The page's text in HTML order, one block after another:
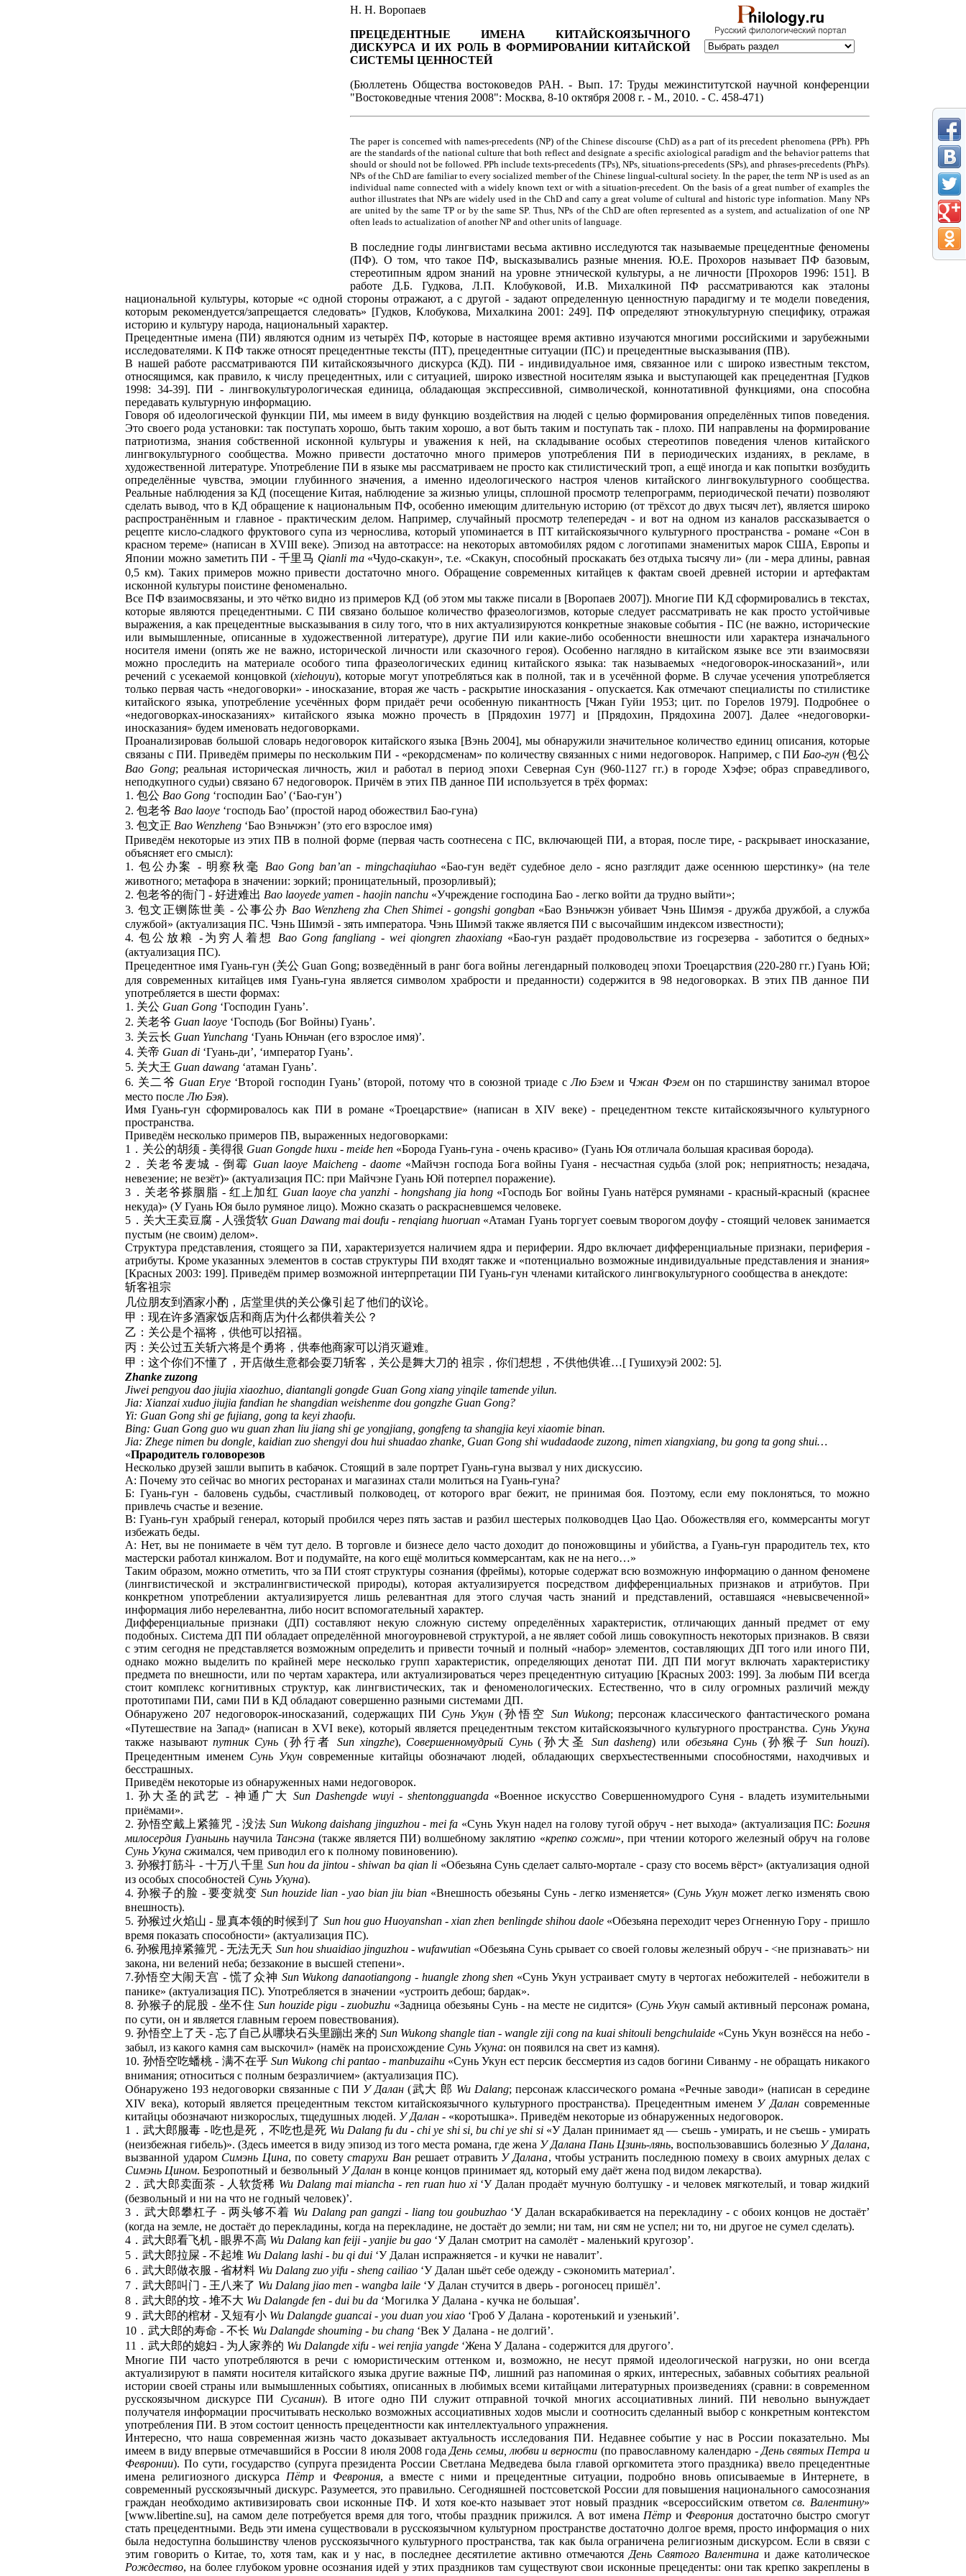
Н. Н. Воропаев
ПРЕЦЕДЕНТНЫЕ ИМЕНА КИТАЙСКОЯЗЫЧНОГО
ДИСКУРСА И ИХ РОЛЬ В ФОРМИРОВАНИИ КИТАЙСКОЙ
СИСТЕМЫ ЦЕННОСТЕЙ
(Бюллетень Общества востоковедов РАН. - Вып. 17: Труды межинститутской научной конференции
"Востоковедные чтения 2008": Москва, 8-10 октября 2008 г. - М., 2010. - С. 458-471)
The paper is concerned with names-precedents (NP) of the Chinese discourse (ChD) as a part of its precedent phenomena (PPh). PPh
are the standards of the national culture that both reflect and designate a specific axiological paradigm and the behavior patterns that
should or should not be followed. PPh include texts-precedents (TPs), NPs, situations-precedents (SPs), and phrases-precedents (PhPs).
NPs of the ChD are familiar to every socialized member of the Chinese lingual-cultural society. In the paper, the term NP is used as an
individual name connected with a widely known text or with a situation-precedent. On the basis of a great number of examples the
author illustrates that NPs are widely used in the ChD and carry a great volume of cultural and historic type information. Many NPs
are united by the same TP or by the same SP. Thus, NPs of the ChD are often represented as a system, and actualization of one NP
often leads to actualization of another NP and other units of language.
В последние годы лингвистами весьма активно исследуются так называемые прецедентные феномены
(ПФ). О том, что такое ПФ, высказывались разные мнения. Ю.Е. Прохоров называет ПФ базовым,
стереотипным ядром знаний на уровне этнической культуры, а не личности [Прохоров 1996: 151]. В
работе Д.Б. Гудкова, Л.П. Клобуковой, И.В. Михалкиной ПФ рассматриваются как эталоны
национальной культуры, которые «с одной стороны отражают, а с другой - задают определенную ценностную парадигму и те модели поведения,
которым рекомендуется/запрещается следовать» [Гудков, Клобукова, Михалкина 2001: 249]. ПФ определяют этнокультурную специфику, отражая
историю и культуру народа, национальный характер.
Прецедентные имена (ПИ) являются одним из четырёх ПФ, которые в настоящее время активно изучаются многими российскими и зарубежными
исследователями. К ПФ также относят прецедентные тексты (ПТ), прецедентные ситуации (ПС) и прецедентные высказывания (ПВ).
В нашей работе рассматриваются ПИ китайскоязычного дискурса (КД). ПИ - индивидуальное имя, связанное или с широко известным текстом,
относящимся, как правило, к числу прецедентных, или с ситуацией, широко известной носителям языка и выступающей как прецедентная [Гудков
1998: 34-39]. ПИ - лингвокультурологическая единица, обладающая экспрессивной, символической, коннотативной функциями, она способна
передавать культурную информацию.
Говоря об идеологической функции ПИ, мы имеем в виду функцию воздействия на людей с целью формирования определённых типов поведения.
Это своего рода установки: так поступать хорошо, быть таким хорошо, а вот быть таким и поступать так - плохо. ПИ направлены на формирование
патриотизма, знания собственной исконной культуры и уважения к ней, на складывание особых стереотипов поведения членов китайского
лингвокультурного сообщества. Можно привести достаточно много примеров употребления ПИ в периодических изданиях, в рекламе, в
художественной литературе. Употребление ПИ в языке мы рассматриваем не просто как стилистический троп, а ещё иногда и как попытки возбудить
определённые чувства, эмоции глубинного значения, а именно идеологического настроя членов китайского лингвокультурного сообщества.
Реальные наблюдения за КД (посещение Китая, наблюдение за жизнью улицы, сплошной просмотр телепрограмм, периодической печати) позволяют
сделать вывод, что в КД обращение к национальным ПФ, особенно имеющим длительную историю (от трёхсот до двух тысяч лет), является широко
распространённым и главное - практическим делом. Например, случайный просмотр телепередач - и вот на одном из каналов рассказывается о
рецепте кисло-сладкого фруктового супа из чернослива, который упоминается в ПТ китайскоязычного культурного пространства - романе «Сон в
красном тереме» (написан в XVIII веке). Эпизод на автотрассе: на некоторых автомобилях рядом с логотипами знаменитых марок США, Европы и
Японии можно заметить ПИ - 千里马 Qianli ma«Чудо-скакун», т.е. «Скакун, способный проскакать без отдыха тысячу ли» (ли - мера длины, равная
0,5 км). Таких примеров можно привести достаточно много. Обращение современных китайцев к фактам своей древней истории и артефактам
исконной культуры поистине феноменально.
Все ПФ взаимосвязаны, и это чётко видно из примеров КД (об этом мы также писали в [Воропаев 2007]). Многие ПИ КД сформировались в текстах,
которые являются прецедентными. С ПИ связано большое количество фразеологизмов, которые следует рассматривать не как просто устойчивые
выражения, а как прецедентные высказывания в силу того, что в них актуализируются конкретные знаковые события - ПС (не важно, исторические
или вымышленные, описанные в художественной литературе), другие ПИ или какие-либо особенности внешности или характера изначального
носителя имени (опять же не важно, исторической личности или сказочного героя). Особенно наглядно в китайском языке все эти взаимосвязи
можно проследить на материале особого типа фразеологических единиц китайского языка: так называемых «недоговорок-иносказаний», или
речений с усекаемой концовкой (xiehouyu), которые могут употребляться как в полной, так и в усечённой форме. В случае усечения употребляется
только первая часть «недоговорки» - иносказание, вторая же часть - раскрытие иносказания - опускается. Как отмечают специалисты по стилистике
китайского языка, употребление усечённых форм придаёт речи особенную пикантность [Чжан Гуйи 1953; цит. по Горелов 1979]. Подробнее о
«недоговорках-иносказаниях» китайского языка можно прочесть в [Прядохин 1977] и [Прядохин, Прядохина 2007]. Далее «недоговорки-
иносказания» будем именовать недоговорками.
Проанализировав большой словарь недоговорок китайского языка [Вэнь 2004], мы обнаружили значительное количество единиц описания, которые
связаны с ПИ. Приведём примеры по нескольким ПИ - «рекордсменам» по количеству связанных с ними недоговорок. Например, с ПИ Бао-гун (包公
Bao Gong; реальная историческая личность, жил и работал в период эпохи Северная Сун (960-1127 гг.) в городе Хэфэе; образ справедливого,
неподкупного судьи) связано 67 недоговорок. Причём в этих ПВ данное ПИ используется в трёх формах:
1. 包公 Bao Gong ‘господин Бао’ (‘Бао-гун’)
2. 包老爷 Bao laoye ‘господь Бао’ (простой народ обожествил Бао-гуна)
3. 包文正 Bao Wenzheng ‘Бао Вэньчжэн’ (это его взрослое имя)
Приведём некоторые из этих ПВ в полной форме (первая часть соотнесена с ПС, включающей ПИ, а вторая, после тире, - раскрывает иносказание,
объясняет его смысл):
1. 包公办案 - 明察秋毫 Bao Gong ban’an - mingchaqiuhao«Бао-гун ведёт судебное дело - ясно разглядит даже осеннюю шерстинку» (на теле
животного; метафора в значении: зоркий; проницательный, прозорливый);
2. 包老爷的衙门 - 好进难出 Bao laoyede yamen - haojin nanchu «Учреждение господина Бао - легко войти да трудно выйти»;
3. 包文正铡陈世美 - 公事公办 Bao Wenzheng zha Chen Shimei - gongshi gongban«Бао Вэньчжэн убивает Чэнь Шимэя - дружба дружбой, а служба
службой» (актуализация ПС. Чэнь Шимэй - зять императора. Чэнь Шимэй также является ПИ с высочайшим индексом известности);
4. 包公放粮 -为穷人着想 Bao Gong fangliang - wei qiongren zhaoxiang «Бао-гун раздаёт продовольствие из госрезерва - заботится о бедных»
(актуализация ПС).
Прецедентное имя Гуань-гун (关公 Guan Gong; возведённый в ранг бога войны легендарный полководец эпохи Троецарствия (220-280 гг.) Гуань Юй;
для современных китайцев имя Гуань-гуна является символом храбрости и преданности) содержится в 98 недоговорках. В этих ПВ данное ПИ
употребляется в шести формах:
1. 关公 Guan Gong ‘Господин Гуань’.
2. 关老爷 Guan laoye ‘Господь (Бог Войны) Гуань’.
3. 关云长 Guan Yunchang ‘Гуань Юньчан (его взрослое имя)’.
4. 关帝 Guan di ‘Гуань-ди’, ‘император Гуань’.
5. 关大王 Guan dawang ‘атаман Гуань’.
6. 关二爷 Guan Erye‘Второй господин Гуань’ (второй, потому что в союзной триаде сЛю Бэем и Чжан Фэемон по старшинству занимал второе
место послеЛю Бэя).
Имя Гуань-гун сформировалось как ПИ в романе «Троецарствие» (написан в XIV веке) - прецедентном тексте китайскоязычного культурного
пространства.
Приведём несколько примеров ПВ, выраженных недоговорками:
1．关公的胡须 - 美得很 Guan Gongde huxu - meide hen «Борода Гуань-гуна - очень красиво» (Гуань Юя отличала большая красивая борода).
2．关老爷麦城 - 倒霉 Guan laoye Maicheng - daome«Майчэн господа Бога войны Гуаня - несчастная судьба (злой рок; неприятность; незадача,
невезение; не везёт)» (актуализация ПС: при Майчэне Гуань Юй потерпел поражение).
3．关老爷搽胭脂 - 红上加红 Guan laoye cha yanzhi - hongshang jia hong «Господь Бог войны Гуань натёрся румянами - красный-красный (краснее
некуда)» (У Гуань Юя было румяное лицо). Можно сказать о раскрасневшемся человеке.
5．关大王卖豆腐 - 人强货软 Guan Dawang mai doufu - renqiang huoruan «Атаман Гуань торгует соевым творогом доуфу - стоящий человек занимается
пустым (не своим) делом».
Структура представления, стоящего за ПИ, характеризуется наличием ядра и периферии. Ядро включает дифференциальные признаки, периферия -
атрибуты. Кроме указанных элементов в состав структуры ПИ входят также и «потенциально возможные индивидуальные представления и знания»
[Красных 2003: 199]. Приведём пример возможной интерпретации ПИ Гуань-гун членами китайского лингвокультурного сообщества в анекдоте:
斩客祖宗
几位朋友到酒家小酌，店堂里供的关公像引起了他们的议论。
甲：现在许多酒家饭店和商店为什么都供着关公？
乙：关公是个福将，供他可以招福。
丙：关公过五关斩六将是个勇将，供奉他商家可以消灭避难。
甲：这个你们不懂了，开店做生意都会耍刀斩客，关公是舞大刀的 祖宗，你们想想，不供他供谁…[ Гушихуэй 2002: 5].
Zhanke zuzong
Jiwei pengyou dao jiujia xiaozhuo, diantangli gongde Guan Gong xiang yinqile tamende yilun.
Jia: Xianzai xuduo jiujia fandian he shangdian weishenme dou gongzhe Guan Gong?
Yi: Guan Gong shi ge fujiang, gong ta keyi zhaofu.
Bing: Guan Gong guo wu guan zhan liu jiang shi ge yongjiang, gongfeng ta shangjia keyi xiaomie binan.
Jia: Zhege nimen bu dongle, kaidian zuo shengyi dou hui shuadao zhanke, Guan Gong shi wudadaode zuzong, nimen xiangxiang, bu gong ta gong shui…
«Прародитель головорезов
Несколько друзей зашли выпить в кабачок. Стоящий в зале портрет Гуань-гуна вызвал у них дискуссию.
А: Почему это сейчас во многих ресторанах и магазинах стали молиться на Гуань-гуна?
Б: Гуань-гун - баловень судьбы, счастливый полководец, от которого враг бежит, не принимая боя. Поэтому, если ему поклоняться, то можно
привлечь счастье и везение.
В: Гуань-гун храбрый генерал, который пробился через пять застав и разбил шестерых полководцев Цао Цао. Обожествляя его, коммерсанты могут
избежать беды.
А: Нет, вы не понимаете в чём тут дело. В торговле и бизнесе дело часто доходит до поножовщины и убийства, а Гуань-гун прародитель тех, кто
мастерски работал кинжалом. Вот и подумайте, на кого ещё молиться коммерсантам, как не на него…»
Таким образом, можно отметить, что за ПИ стоят структуры сознания (фреймы), которые содержат всю возможную информацию о данном феномене
(лингвистической и экстралингвистической природы), которая актуализируется посредством дифференциальных признаков и атрибутов. При
конкретном употреблении актуализируется лишь релевантная для этого случая часть знаний и представлений, оставшаяся «невысвеченной»
информация либо нерелевантна, либо носит вспомогательный характер.
Дифференциальные признаки (ДП) составляют некую сложную систему определённых характеристик, отличающих данный предмет от ему
подобных. Система ДП ПИ обладает определённой многоуровневой структурой, а не являет собой лишь совокупность некоторых признаков. В связи
с этим сегодня не представляется возможным определить и привести точный и полный «набор» элементов, составляющих ДП того или иного ПИ,
однако можно выделить по крайней мере несколько групп характеристик, определяющих денотат ПИ. ДП ПИ могут включать характеристику
предмета по внешности, или по чертам характера, или актуализироваться через прецедентную ситуацию [Красных 2003: 199]. За любым ПИ всегда
стоит комплекс когнитивных структур, как лингвистических, так и феноменологических. Естественно, что в силу огромных различий между
прототипами ПИ, сами ПИ в КД обладают совершенно разными системами ДП.
Обнаружено 207 недоговорок-иносказаний, содержащих ПИ Сунь Укун (孙悟空 Sun Wukong; персонаж классического фантастического романа
«Путешествие на Запад» (написан в XVI веке), который является прецедентным текстом китайскоязычного культурного пространства. Сунь Укуна
также называютпутник Сунь (孙行者Sun xingzhe), Совершенномудрый Сунь(孙大圣 Sun dasheng) или обезьяна Сунь (孙猴子Sun houzi).
Прецедентным именем Сунь Укун современные китайцы обозначают людей, обладающих сверхъестественными способностями, находчивых и
бесстрашных.
Приведём некоторые из обнаруженных нами недоговорок.
1. 孙大圣的武艺 - 神通广大Sun Dashengde wuyi - shentongguangda «Военное искусство Совершенномудрого Суня - владеть изумительными
приёмами».
2. 孙悟空戴上紧箍咒 - 没法Sun Wukong daishang jinguzhou - mei fa «Сунь Укун надел на голову тугой обруч - нет выхода» (актуализация ПС: Богиня
милосердия Гуаньиньнаучила Тансэна(также является ПИ) волшебному заклятию «крепко сожми», при чтении которого железный обруч на голове
Сунь Укуна сжимался, чем приводил его к полному повиновению).
3. 孙猴打筋斗 - 十万八千里 Sun hou da jintou - shiwan ba qian li «Обезьяна Сунь сделает сальто-мортале - сразу сто восемь вёрст» (актуализация одной
из особых способностей Сунь Укуна).
4. 孙猴子的脸 - 要变就变 Sun houzide lian - yao bian jiu bian «Внешность обезьяны Сунь - легко изменяется» (Сунь Укун может легко изменять свою
внешность).
5. 孙猴过火焰山 - 显真本领的时候到了 Sun hou guo Huoyanshan - xian zhen benlingde shihou daole«Обезьяна переходит через Огненную Гору - пришло
время показать способности» (актуализация ПС).
6. 孙猴甩掉紧箍咒 - 无法无天 Sun hou shuaidiao jinguzhou - wufawutian«Обезьяна Сунь срывает со своей головы железный обруч - <не признавать> ни
закона, ни велений неба; беззаконие в высшей степени».
7.孙悟空大闹天宫 - 慌了众神 Sun Wukong danaotiangong - huangle zhong shen «Сунь Укун устраивает смуту в чертогах небожителей - небожители в
панике» (актуализация ПС). Употребляется в значении «устроить дебош; бардак».
8. 孙猴子的屁股 - 坐不住Sun houzide pigu - zuobuzhu «Задница обезьяны Сунь - на месте не сидится» (Сунь Укун самый активный персонаж романа,
по сути, он и является главным героем повествования).
9. 孙悟空上了天 - 忘了自己从哪块石头里蹦出来的 Sun Wukong shangle tian - wangle ziji cong na kuai shitouli bengchulaide «Сунь Укун вознёсся на небо -
забыл, из какого камня сам выскочил» (намёк на происхождение Сунь Укуна: он появился на свет из камня).
10. 孙悟空吃蟠桃 - 满不在乎Sun Wukong chi pantao - manbuzaihu«Сунь Укун ест персик бессмертия из садов богини Сиванму - не обращать никакого
внимания; относиться с полным безразличием» (актуализация ПС).
Обнаружено 193 недоговорки связанные с ПИ У Далан (武大 郎 Wu Dalang; персонаж классического романа «Речные заводи» (написан в середине
XIV века), который является прецедентным текстом китайскоязычного культурного пространства). Прецедентным именем У Далансовременные
китайцы обозначают низкорослых, тщедушных людей. У Далан - «коротышка». Приведём некоторые из обнаруженных недоговорок.
1．武大郎服毒 - 吃也是死，不吃也是死 Wu Dalang fu du - chi ye shi si, bu chi ye shi si«У Далан принимает яд — съешь - умирать, и не съешь - умирать
(неизбежная гибель)». (Здесь имеется в виду эпизод из того места романа, где жена У Далана Пань Цзинь-лянь, воспользовавшись болезнью У Далана,
вызванной ударом Симэнь Цина, по советустарухи Ванрешает отравить У Далана, чтобы устранить последнюю помеху в своих амурных делах с
Симэнь Цином. Безропотный и безвольный У Даланв конце концов принимает яд, который ему даёт жена под видом лекарства).
2．武大郎卖面茶 - 人软货稀 Wu Dalang mai miancha - ren ruan huo xi‘У Далан продаёт мучную болтушку - и человек мягкотелый, и товар жидкий
(безвольный и ни на что не годный человек)’.
3．武大郎攀杠子 - 两头够不着 Wu Dalang pan gangzi - liang tou goubuzhao‘У Далан вскарабкивается на перекладину - с обоих концов не достаёт’
(когда на земле, не достаёт до перекладины, когда на перекладине, не достаёт до земли; ни там, ни сям не успел; ни то, ни другое не сумел сделать).
4．武大郎看飞机 - 眼界不高 Wu Dalang kan feiji - yanjie bu gao ‘У Далан смотрит на самолёт - маленький кругозор’.
5．武大郎拉屎 - 不起堆 Wu Dalang lashi - bu qi dui ‘У Далан испражняется - и кучки не навалит’.
6．武大郎做衣服 - 省材料 Wu Dalang zuo yifu - sheng cailiao ‘У Далан шьёт себе одежду - сэкономить материал’.
7．武大郎叫门 - 王八来了 Wu Dalang jiao men - wangba laile ‘У Далан стучится в дверь - рогоносец пришёл’.
8．武大郎的坟 - 堆不大 Wu Dalangde fen - dui bu da ‘Могилка У Далана - кучка не большая’.
9．武大郎的棺材 - 又短有小 Wu Dalangde guancai - you duan you xiao ‘Гроб У Далана - коротенький и узенький’.
10．武大郎的寿命 - 不长 Wu Dalangde shouming - bu chang ‘Век У Далана - не долгий’.
11．武大郎的媳妇 - 为人家养的 Wu Dalangde xifu - wei renjia yangde ‘Жена У Далана - содержится для другого’.
Многие ПИ часто употребляются в речи с юмористическим оттенком и, возможно, не несут прямой идеологической нагрузки, но они всегда
актуализируют в памяти носителя китайского языка другие важные ПФ, лишний раз напоминая о ярких, интересных, забавных событиях реальной
истории своей страны или вымышленных событиях, описанных в любимых всеми китайцами литературных произведениях (сравни: в современном
русскоязычном дискурсе ПИ Сусанин). В итоге одно ПИ служит отправной точкой многих ассоциативных линий. ПИ невольно вынуждает
получателя информации просчитывать несколько возможных ассоциативных ходов мысли и соотносить сделанный выбор с конкретным контекстом
употребления ПИ. В этом состоит ценность прецедентности как интеллектуального упражнения.
Интересно, что наша современная жизнь часто доказывает актуальность исследования ПИ. Недавнее событие у нас в России показательно. Мы
имеем в виду впервые отмечавшийся в России 8 июля 2008 года День семьи, любви и верности (по православному календарю - День святых Петра и
Февронии). По сути, государство (супруга президента России Светлана Медведева была главой оргкомитета этого праздника) ввело прецедентные
имена религиозного дискурса Пётри Феврония, а вместе с ними и прецедентные ситуации, подробно вновь описываемые в Интернете, в
современный русскоязычный дискурс. Разумеется, это правильно. Сегодняшней постсоветской России для повышения национального самосознания
граждан необходимо активизировать свои исконные ПФ. И хотя кое-кто называет этот новый праздник «всероссийским ответомсв. Валентину»
[www.libertine.su], на самом деле потребуется время для того, чтобы праздник прижился. А вот имена Пётр и Феврония достаточно быстро смогут
стать прецедентными. Ведь эти имена существовали в русскоязычном культурном пространстве достаточно долгое время, просто информация о них
была недоступна большинству членов русскоязычного культурного пространства, так как была ограничена религиозным дискурсом. Если в связи с
этим говорить о Китае, то, хотя там, как и у нас, в последнее десятилетие активно отмечаются День Святого Валентинаи даже католическое
Рождество, на более глубоком уровне осознания идей у этих праздников там существуют свои исконные прецеденты: они так крепко закреплены в